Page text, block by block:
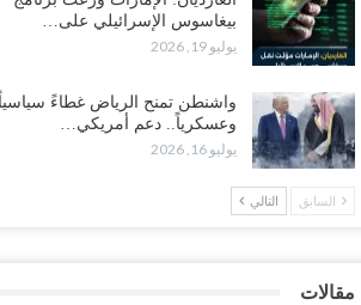
تصعيد غير مسبوق ولأول مرة.. عمرو البيض يهاجم
الثقة معدومة والقوات الجنوبية ستتحرك إذا
3, 2026
تصاعد الخلافات داخل “الرئاسي”.. أعضاء المجلس
العليمي ويلغون قراراته ويضغطون لإقالة مدير…
وغياب الغاز يفاقمان مأساة الأهالي بعدن..
بيغاسوس الإسرائيلي على…
يوليو 19, 2026
واشنطن تمنح الرياض غطاءً سياسياً
وعسكرياً.. دعم أمريكي…
يوليو 16, 2026
السابق التالي
مقالات